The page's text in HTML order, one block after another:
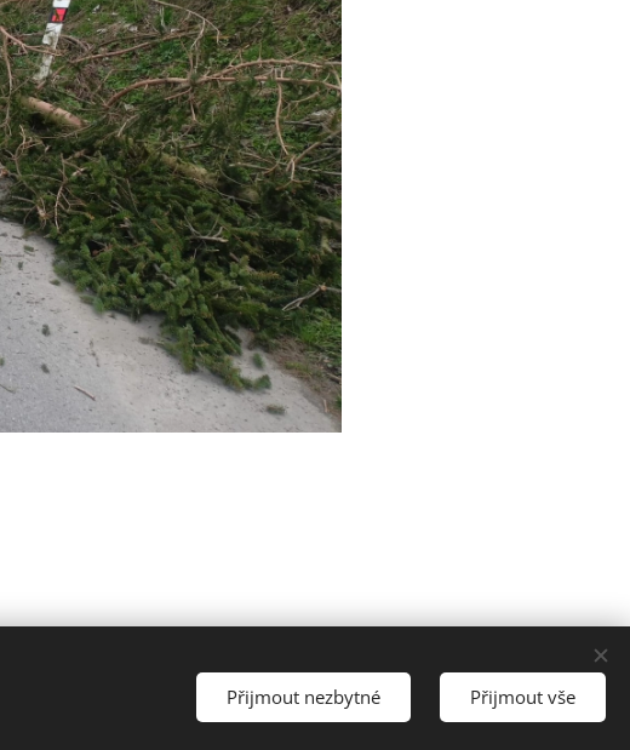
Webnode Cookies
Přijmout nezbytné Přijmout vše